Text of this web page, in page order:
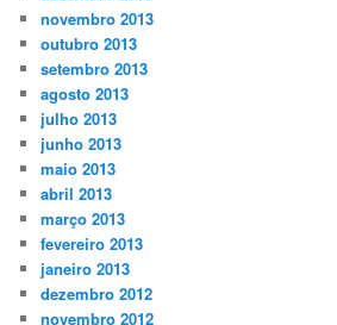
novembro 2013
outubro 2013
setembro 2013
agosto 2013
julho 2013
junho 2013
maio 2013
abril 2013
março 2013
fevereiro 2013
janeiro 2013
dezembro 2012
novembro 2012